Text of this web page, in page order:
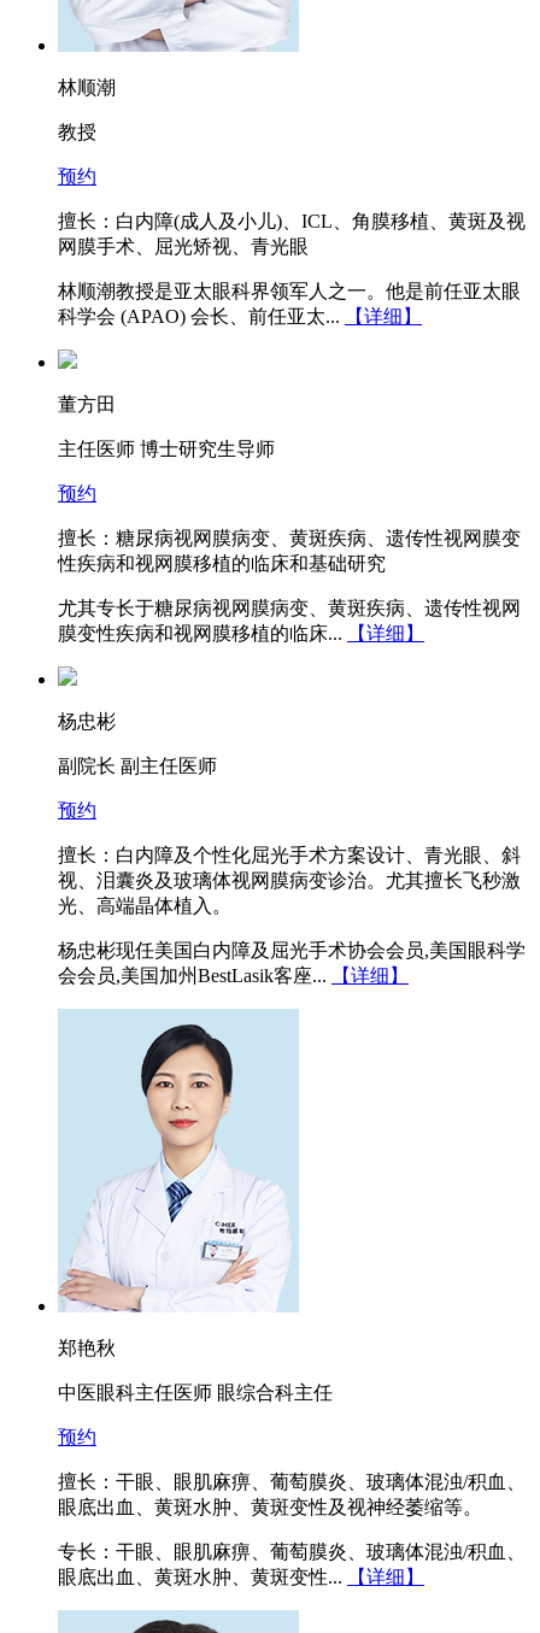
林顺潮
教授
预约
擅长：白内障(成人及小儿)、ICL、角膜移植、黄斑及视
网膜手术、屈光矫视、青光眼
林顺潮教授是亚太眼科界领军人之一。他是前任亚太眼
科学会 (APAO) 会长、前任亚太...
【详细】
董方田
主任医师 博士研究生导师
预约
擅长：糖尿病视网膜病变、黄斑疾病、遗传性视网膜变
性疾病和视网膜移植的临床和基础研究
尤其专长于糖尿病视网膜病变、黄斑疾病、遗传性视网
膜变性疾病和视网膜移植的临床...
【详细】
杨忠彬
副院长 副主任医师
预约
擅长：白内障及个性化屈光手术方案设计、青光眼、斜
视、泪囊炎及玻璃体视网膜病变诊治。尤其擅长飞秒激
光、高端晶体植入。
杨忠彬现任美国白内障及屈光手术协会会员,美国眼科学
会会员,美国加州BestLasik客座...
【详细】
郑艳秋
中医眼科主任医师 眼综合科主任
预约
擅长：干眼、眼肌麻痹、葡萄膜炎、玻璃体混浊/积血、
眼底出血、黄斑水肿、黄斑变性及视神经萎缩等。
专长：干眼、眼肌麻痹、葡萄膜炎、玻璃体混浊/积血、
眼底出血、黄斑水肿、黄斑变性...
【详细】